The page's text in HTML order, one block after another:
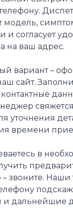
модель,
и согласует
на ваш адрес.
вариант –
сайт.
контактные
уточнения
времени
в
звоните. Наши
и дальнейшие